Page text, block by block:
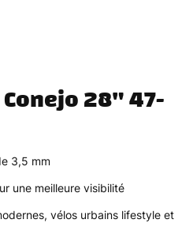
28" 47-
3,5 mm
une meilleure visibilité
vélos urbains lifestyle et